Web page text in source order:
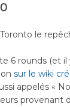
le
6 rounds (et il
sur le wiki
appelés «
provenant